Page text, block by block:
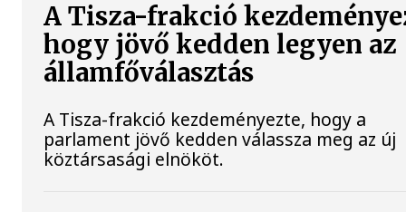
A Tisza-frakció
hogy jövő kedden legyen az
államfőválasztás
A Tisza-frakció kezdeményezte, hogy a
parlament jövő kedden válassza meg az új
köztársasági elnököt.